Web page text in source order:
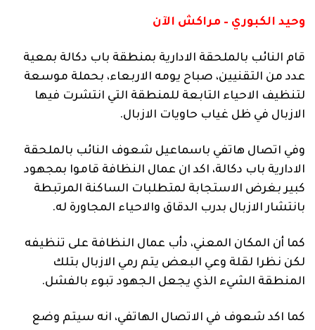
وحيد الكبوري – مراكش الآن
قام النائب بالملحقة الادارية بمنطقة باب دكالة بمعية
عدد من التقنيين، صباح يومه الاربعاء، بحملة موسعة
لتنظيف الاحياء التابعة للمنطقة التي انتشرت فيها
الازبال في ظل غياب حاويات الازبال.
وفي اتصال هاتفي باسماعيل شعوف النائب بالملحقة
الادارية باب دكالة، اكد ان عمال النظافة قاموا بمجهود
كبير بغرض الاستجابة لمتطلبات الساكنة المرتبطة
بانتشار الازبال بدرب الدقاق والاحياء المجاورة له.
كما أن المكان المعني، دأب عمال النظافة على تنظيفه
لكن نظرا لقلة وعي البعض يتم رمي الازبال بتلك
المنطقة الشيء الذي يجعل الجهود تبوء بالفشل.
كما اكد شعوف في الاتصال الهاتفي، انه سيتم وضع